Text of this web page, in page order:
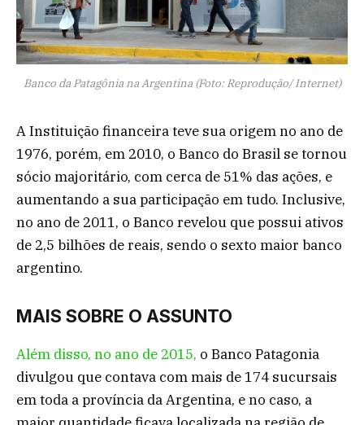
Banco da Patagônia na Argentina (Foto: Reprodução/ Internet)
A Instituição financeira teve sua origem no ano de
1976, porém, em 2010, o Banco do Brasil se tornou
sócio majoritário, com cerca de 51% das ações, e
aumentando a sua participação em tudo. Inclusive,
no ano de 2011, o Banco revelou que possui ativos
de 2,5 bilhões de reais, sendo o sexto maior banco
argentino.
MAIS SOBRE O ASSUNTO
Além disso, no ano de 2015, o Banco Patagonia
divulgou que contava com mais de 174 sucursais
em toda a província da Argentina, e no caso, a